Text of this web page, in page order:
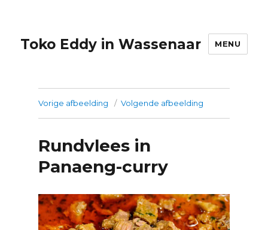
Toko Eddy in Wassenaar MENU
Vorige afbeelding Volgende afbeelding
Rundvlees in
Panaeng-curry